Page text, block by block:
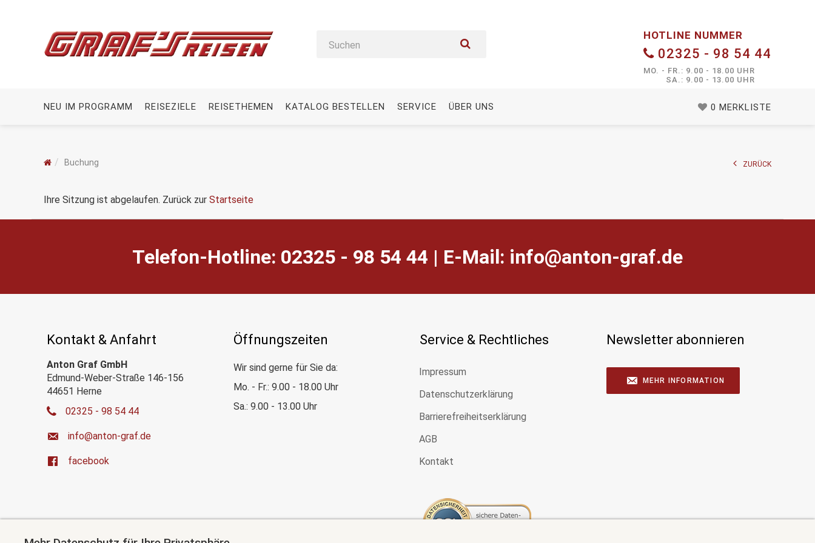
0 MERKLISTE
HOTLINE NUMMER
02325 - 98 54 44
MO. - FR.: 9.00 - 18.00 UHR
SA.: 9.00 - 13.00 UHR
NEU IM PROGRAMM REISEZIELE REISETHEMEN KATALOG BESTELLEN SERVICE ÜBER UNS
Buchung ZURÜCK
Ihre Sitzung ist abgelaufen. Zurück zur Startseite
Telefon-Hotline: 02325 - 98 54 44 | E-Mail: ed.farg-notna@ofni
Kontakt & Anfahrt
Anton Graf GmbH
Edmund-Weber-Straße 146-156
44651 Herne
02325 - 98 54 44
ed.farg-notna@ofni
facebook
Öffnungszeiten
Wir sind gerne für Sie da:
Mo. - Fr.: 9.00 - 18.00 Uhr
Sa.: 9.00 - 13.00 Uhr
Service & Rechtliches
Impressum
Datenschutzerklärung
Barrierefreiheitserklärung
AGB
Kontakt
Newsletter abonnieren
MEHR INFORMATION